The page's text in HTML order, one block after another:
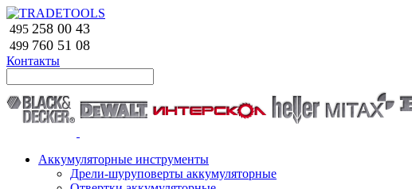
495 258 00 43
499 760 51 08
Контакты
Аккумуляторные инструменты
Дрели-шуруповерты аккумуляторные